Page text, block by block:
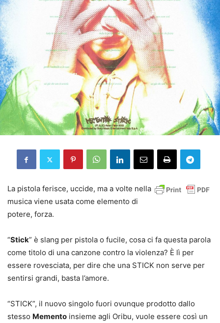
La pistola ferisce, uccide, ma a volte nella
musica viene usata come elemento di
potere, forza.
“Stick” è slang per pistola o fucile, cosa ci fa questa parola
come titolo di una canzone contro la violenza? È lì per
essere rovesciata, per dire che una STICK non serve per
sentirsi grandi, basta l’amore.
“STICK”, il nuovo singolo fuori ovunque prodotto dallo
stesso Memento insieme agli Oribu, vuole essere così un